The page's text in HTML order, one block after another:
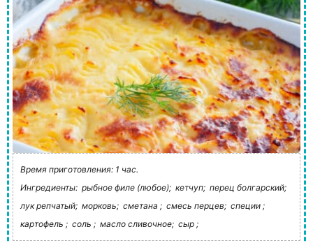
Время приготовления: 1 час.
Ингредиенты: рыбное филе (любое); кетчуп; перец болгарский;
лук репчатый; морковь; сметана ; смесь перцев; специи ;
картофель ; соль ; масло сливочное; сыр ;